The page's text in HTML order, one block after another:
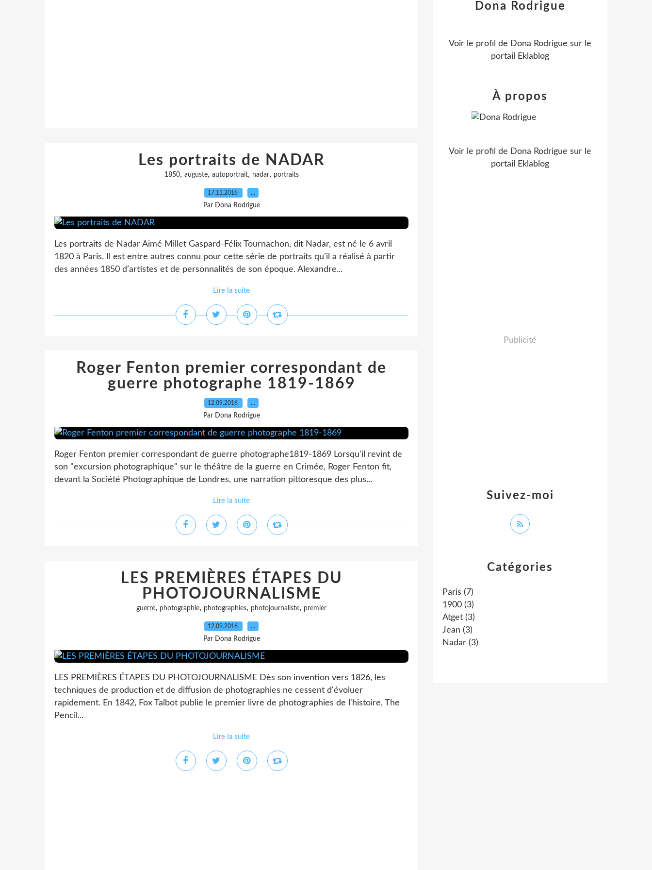
Les portraits de NADAR
1850, auguste, autoportrait, nadar, portraits
17.11.2016 …
Par Dona Rodrigue
Les portraits de Nadar Aimé Millet Gaspard-Félix Tournachon, dit Nadar, est né le 6 avril
1820 à Paris. Il est entre autres connu pour cette série de portraits qu’il a réalisé à partir
des années 1850 d’artistes et de personnalités de son époque. Alexandre...
Lire la suite
Roger Fenton premier correspondant de
guerre photographe 1819-1869
12.09.2016 …
Par Dona Rodrigue
Roger Fenton premier correspondant de guerre photographe1819-1869 Lorsqu'il revint de
son "excursion photographique" sur le théâtre de la guerre en Crimée, Roger Fenton fit,
devant la Société Photographique de Londres, une narration pittoresque des plus...
Lire la suite
LES PREMIÈRES ÉTAPES DU
PHOTOJOURNALISME
guerre, photographie, photographies, photojournaliste, premier
12.09.2016 …
Par Dona Rodrigue
LES PREMIÈRES ÉTAPES DU PHOTOJOURNALISME Dès son invention vers 1826, les
techniques de production et de diffusion de photographies ne cessent d'évoluer
rapidement. En 1842, Fox Talbot publie le premier livre de photographies de l'histoire, The
Pencil...
Lire la suite
Catégories
Paris (7)
1900 (3)
Atget (3)
Jean (3)
Nadar (3)
Dona Rodrigue
Voir le profil de Dona Rodrigue sur le
portail Eklablog
Suivez-moi
À propos
Voir le profil de Dona Rodrigue sur le
portail Eklablog
Publicité